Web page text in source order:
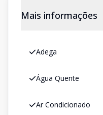
Mais informações
Adega
Água Quente
Ar Condicionado